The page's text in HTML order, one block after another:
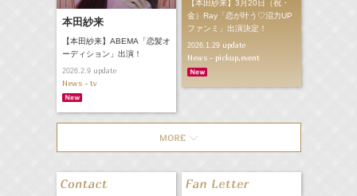
本田紗来
【本田紗来】ABEMA「恋髪オ
ーディション」出演！
2026.2.9update
News - tv
【本田紗来】3月20日（祝・
金）Ray「恋が叶う♡沼力UP
ファンミ」出演決定！
2026.1.29update
News - pickup,event